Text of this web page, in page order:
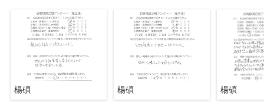
楊碩 楊碩 楊碩